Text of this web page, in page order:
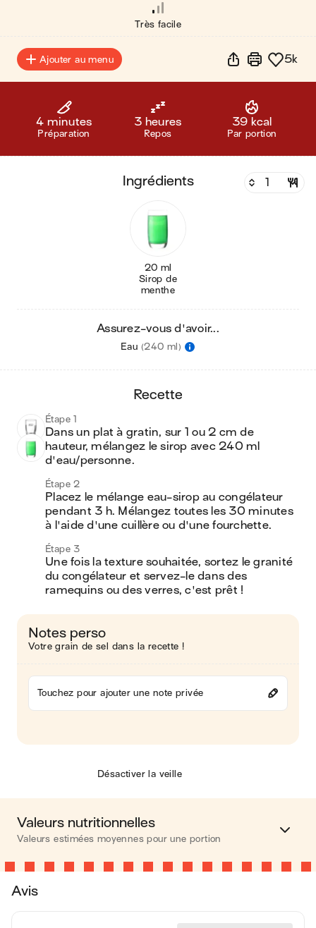
Très facile
Ajouter au menu 5k
4 minutes
Préparation
3 heures
Repos
39 kcal
Par portion
ingrédients
20 ml
Sirop de
menthe
Assurez-vous d'avoir...
Eau (240 ml)
recette
Étape 1
Dans un plat à gratin, sur 1 ou 2 cm de
hauteur, mélangez le sirop avec 240 ml
d'eau/personne.
Étape 2
Placez le mélange eau-sirop au congélateur
pendant 3 h. Mélangez toutes les 30 minutes
à l'aide d'une cuillère ou d'une fourchette.
Étape 3
Une fois la texture souhaitée, sortez le granité
du congélateur et servez-le dans des
ramequins ou des verres, c'est prêt !
Notes perso
Votre grain de sel dans la recette !
Touchez pour ajouter une note privée
Désactiver la veille
Valeurs nutritionnelles
Valeurs estimées moyennes pour une portion
Calories 39 kcal
Avis